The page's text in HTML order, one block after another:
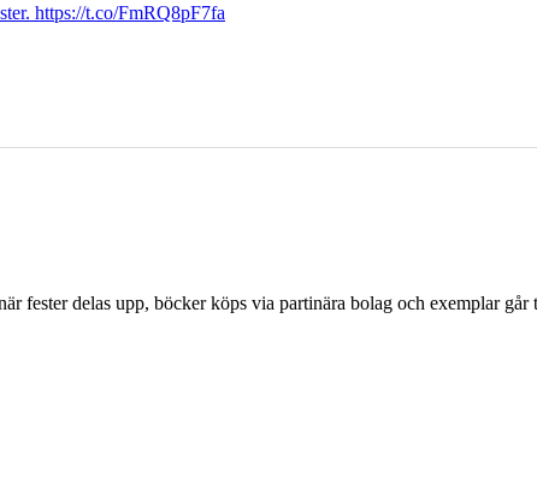
https://t.co/FmRQ8pF7fa
fester delas upp, böcker köps via partinära bolag och exemplar